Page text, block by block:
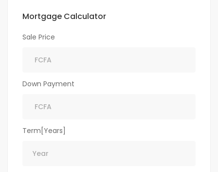
Mortgage Calculator
Sale Price
Down Payment
Term[Years]